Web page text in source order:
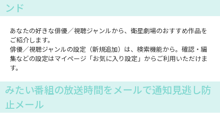
ンド
あなたの好きな俳優／視聴ジャンルから、衛星劇場のおすすめ作品を
ご紹介します。
俳優／視聴ジャンルの設定（新規追加）は、検索機能から。確認・編
集などの設定はマイページ「お気に入り設定」からご利用いただけま
す。
みたい番組の放送時間をメールで通知見逃し防
止メール